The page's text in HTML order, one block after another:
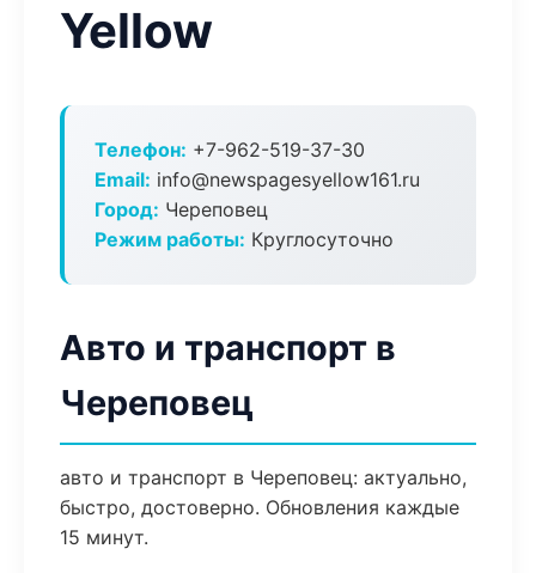
Yellow
Телефон: +7-962-519-37-30
Email: info@newspagesyellow161.ru
Город: Череповец
Режим работы: Круглосуточно
Авто и транспорт в
Череповец
авто и транспорт в Череповец: актуально,
быстро, достоверно. Обновления каждые
15 минут.